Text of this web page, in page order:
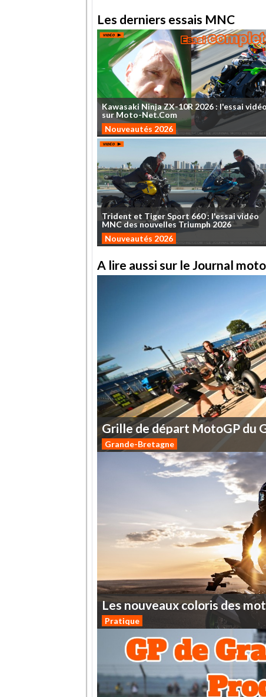
Les derniers essais MNC
Kawasaki NinjaZX-10R 2026 : l'essai vidéo
sur Moto-Net.Com
Nouveautés 2026
Trident et TigerSport 660: l'essaividéo
MNCdesnouvelles Triumph2026
Nouveautés 2026
A lire aussi sur le Journal
Grillededépart MotoGP du
Grande-Bretagne
Lesnouveauxcoloris des
Pratique